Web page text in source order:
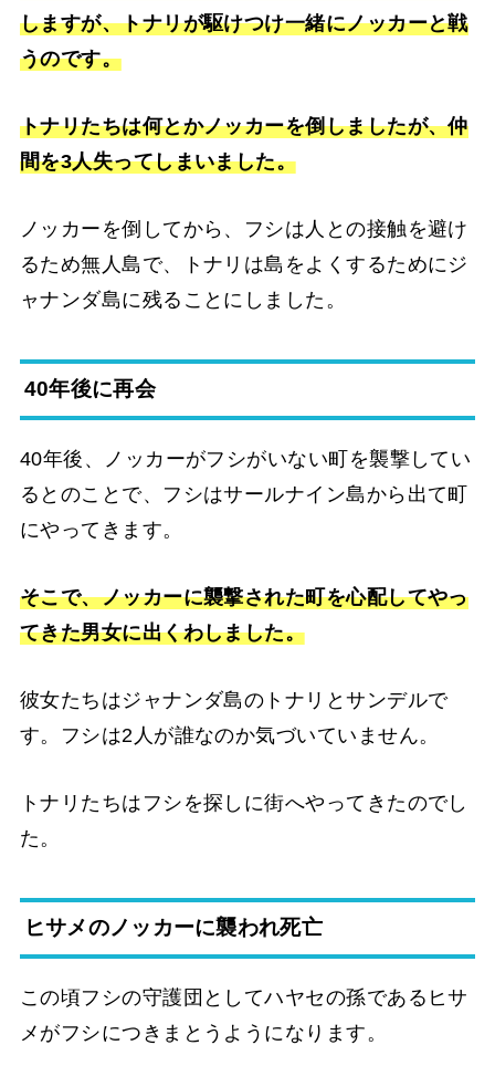
しますが、トナリが駆けつけ一緒にノッカーと戦
うのです。
トナリたちは何とかノッカーを倒しましたが、仲
間を3人失ってしまいました。
ノッカーを倒してから、フシは人との接触を避け
るため無人島で、トナリは島をよくするためにジ
ャナンダ島に残ることにしました。
40年後に再会
40年後、ノッカーがフシがいない町を襲撃してい
るとのことで、フシはサールナイン島から出て町
にやってきます。
そこで、ノッカーに襲撃された町を心配してやっ
てきた男女に出くわしました。
彼女たちはジャナンダ島のトナリとサンデルで
す。フシは2人が誰なのか気づいていません。
トナリたちはフシを探しに街へやってきたのでし
た。
ヒサメのノッカーに襲われ死亡
この頃フシの守護団としてハヤセの孫であるヒサ
メがフシにつきまとうようになります。